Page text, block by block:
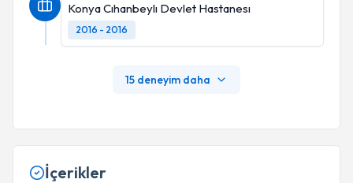
Konya Cıhanbeylı Devlet Hastanesı
2016 - 2016
15 deneyim daha
İçerikler